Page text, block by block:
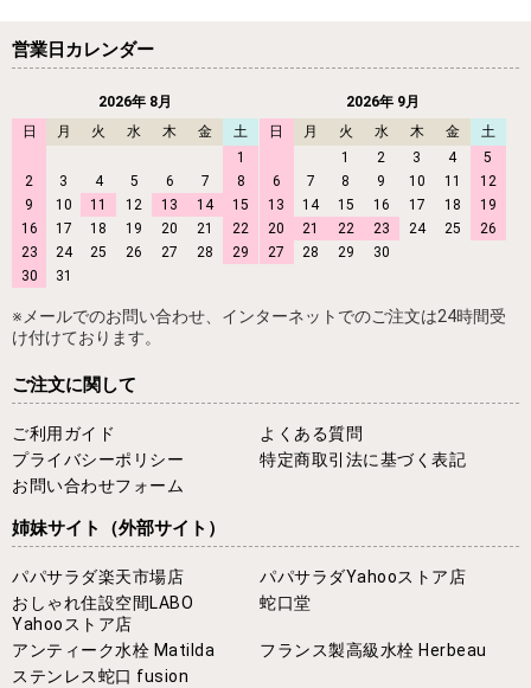
営業日カレンダー
2026年 8月
日
月 火 水 木 金
土
1
2
3 4 5 6 7
8
9
10 11 12 13 14
15
16
17 18 19 20 21
22
23
24 25 26 27 28
29
30
31
2026年 9月
日
月 火 水 木 金
土
1
2 3 4
5
6
7 8 9 10 11
12
13
14 15 16 17 18
19
20
21 22 23 24 25
26
27
28 29 30
※メールでのお問い合わせ、インターネットでのご注文は24時間受
け付けております。
ご注文に関して
ご利用ガイド
よくある質問
プライバシーポリシー
特定商取引法に基づく表記
お問い合わせフォーム
姉妹サイト （外部サイト）
パパサラダ楽天市場店
パパサラダYahooストア店
おしゃれ住設空間LABO
Yahooストア店
蛇口堂
アンティーク水栓 Matilda
フランス製高級水栓 Herbeau
ステンレス蛇口 fusion